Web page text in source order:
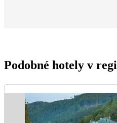
Podobné hotely v